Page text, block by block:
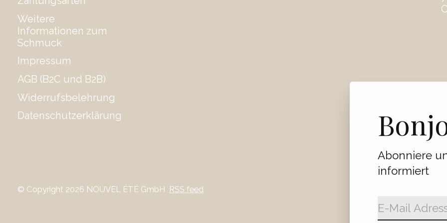
Weitere
Informationen zum
Schmuck
Impressum
AGB (B2C und B2B)
Widerrufsbelehrung
Datenschutzerklärung
© Copyright 2026 NOUVEL ÉTÉ GmbH RSS feed
Abonniere
informiert